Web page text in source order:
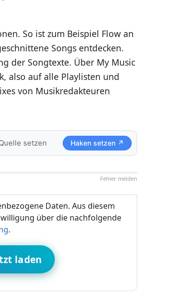
So ist zum Beispiel Flow an
Songs entdecken.
der Songtexte. Über My Music
also auf alle Playlisten und
von Musikredakteuren
setzen Haken setzen ↗
Fehler melden
Daten. Aus diesem
über die nachfolgende
.
laden